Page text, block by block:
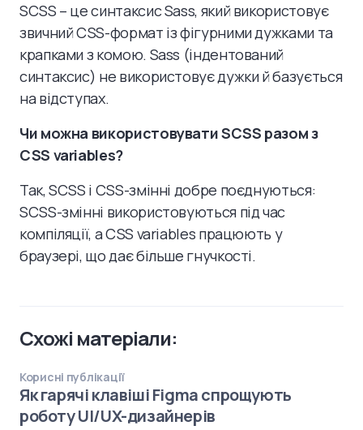
SCSS – це синтаксис Sass, який використовує
звичний CSS-формат із фігурними дужками та
крапками з комою. Sass (індентований
синтаксис) не використовує дужки й базується
на відступах.
Чи можна використовувати SCSS разом з
CSS variables?
Так, SCSS і CSS-змінні добре поєднуються:
SCSS-змінні використовуються під час
компіляції, а CSS variables працюють у
браузері, що дає більше гнучкості.
Схожі матеріали:
Корисні публікації
Як гарячі клавіші Figma спрощують
роботу UI/UX-дизайнерів